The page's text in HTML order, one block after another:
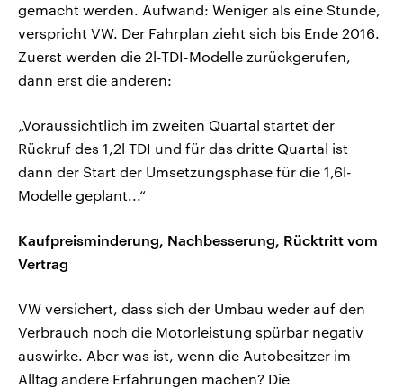
gemacht werden. Aufwand: Weniger als eine Stunde,
verspricht VW. Der Fahrplan zieht sich bis Ende 2016.
Zuerst werden die 2l-TDI-Modelle zurückgerufen,
dann erst die anderen:
„Voraussichtlich im zweiten Quartal startet der
Rückruf des 1,2l TDI und für das dritte Quartal ist
dann der Start der Umsetzungsphase für die 1,6l-
Modelle geplant...“
Kaufpreisminderung, Nachbesserung, Rücktritt vom
Vertrag
VW versichert, dass sich der Umbau weder auf den
Verbrauch noch die Motorleistung spürbar negativ
auswirke. Aber was ist, wenn die Autobesitzer im
Alltag andere Erfahrungen machen? Die